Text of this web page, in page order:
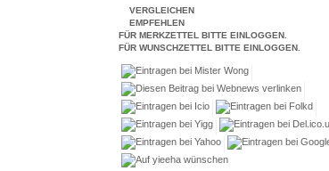
VERGLEICHEN
EMPFEHLEN
FÜR MERKZETTEL BITTE EINLOGGEN.
FÜR WUNSCHZETTEL BITTE EINLOGGEN.